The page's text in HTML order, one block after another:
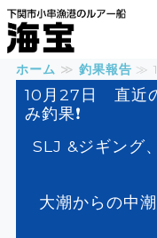
ホーム
釣果報告
ご案内
ホーム ≫ 釣果報告 ≫
落とし込み釣果❗️ ≫
10月27日 直近
み釣果❗️
SLJ &ジギング
大潮からの中